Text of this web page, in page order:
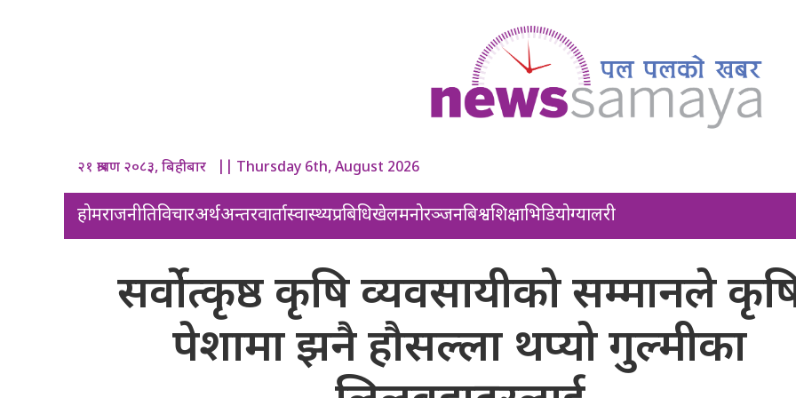
२१ श्रावण २०८३, बिहीबार || Thursday 6th, August 2026
होमराजनीतिविचारअर्थअन्तरवार्तास्वास्थ्यप्रबिधिखेलमनोरञ्जनबिश्वशिक्षाभिडियोग्यालरी
सर्वोत्कृष्ठ कृषि व्यवसायीको सम्मानले
पेशामा झनै हौसल्ला थप्यो गुल्मीका